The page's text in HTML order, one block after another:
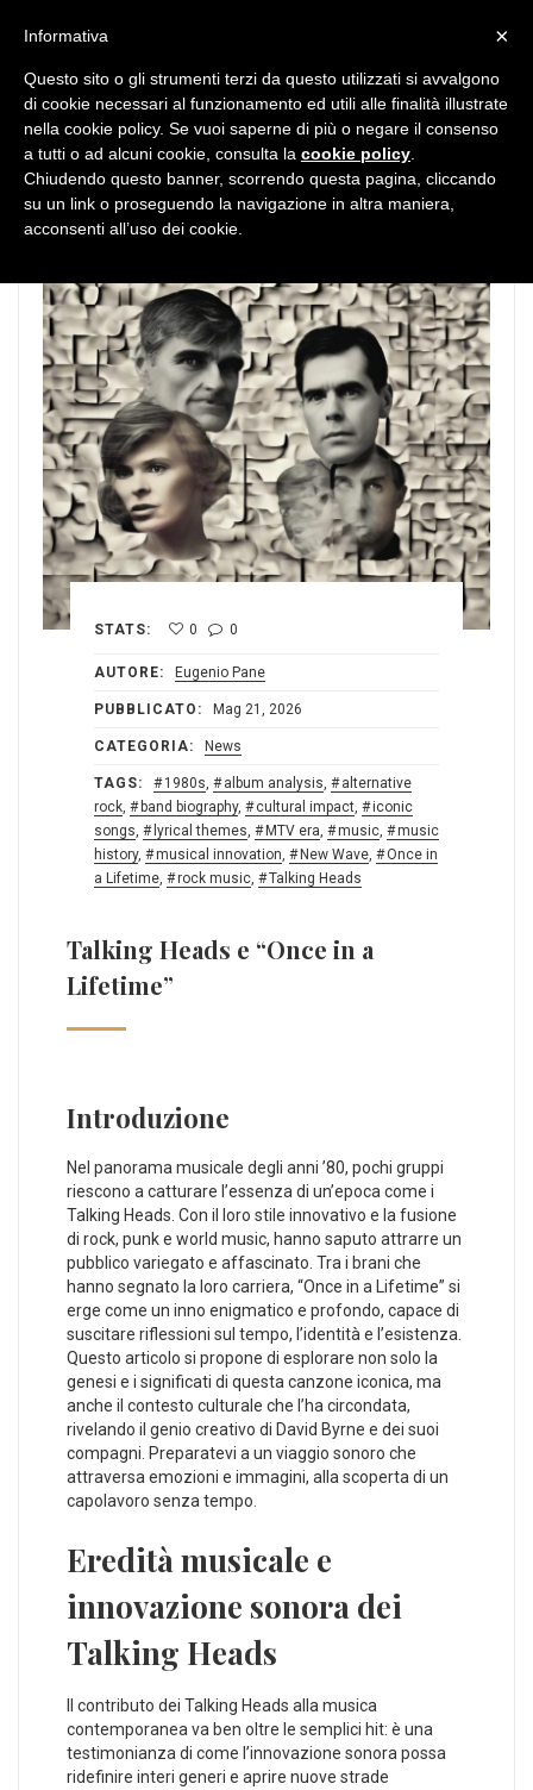
STATS: 0 0
AUTORE: Eugenio Pane
PUBBLICATO: Mag 21, 2026
CATEGORIA: News
TAGS: 1980s, album analysis,
alternative
rock, band biography, cultural impact,
iconic
songs, lyrical themes, MTV era, music,
music
history, musical innovation, New Wave,
Once in
a Lifetime, rock music, Talking Heads
Talking Heads e “Once in a
Lifetime”
Introduzione
Nel panorama musicale degli anni ’80, pochi gruppi
riescono a catturare l’essenza di un’epoca come i
Talking Heads. Con il loro stile innovativo e ⁤la fusione
di rock, punk e world music, hanno saputo attrarre un
pubblico variegato e ‌affascinato. Tra i brani che
hanno segnato la loro carriera, “Once in a Lifetime” si
erge come un inno enigmatico e profondo, capace di
suscitare riflessioni sul tempo, l’identità e l’esistenza.
Questo articolo si propone di esplorare non solo la
genesi e i significati di questa canzone iconica, ma
anche il contesto culturale che l’ha circondata,
rivelando il genio ⁣creativo di David Byrne e dei suoi
compagni. Preparatevi⁣ a un viaggio sonoro che
attraversa‌ emozioni e immagini, alla scoperta di un
capolavoro senza tempo.
Eredità musicale e
innovazione sonora dei
Talking Heads
Il contributo dei ⁣Talking Heads alla musica
contemporanea va ben oltre le semplici hit: è una
testimonianza di come l’innovazione sonora possa
ridefinire interi generi e aprire nuove strade
×
Informativa
Questo sito o gli strumenti terzi da questo utilizzati si avvalgono
di cookie necessari al funzionamento ed utili alle finalità illustrate
nella cookie policy. Se vuoi saperne di più o negare il consenso
a tutti o ad alcuni cookie, consulta la cookie policy
Chiudendo questo banner, scorrendo questa pagina, cliccando
su un link o proseguendo la navigazione in altra maniera,
acconsenti all’uso dei cookie.